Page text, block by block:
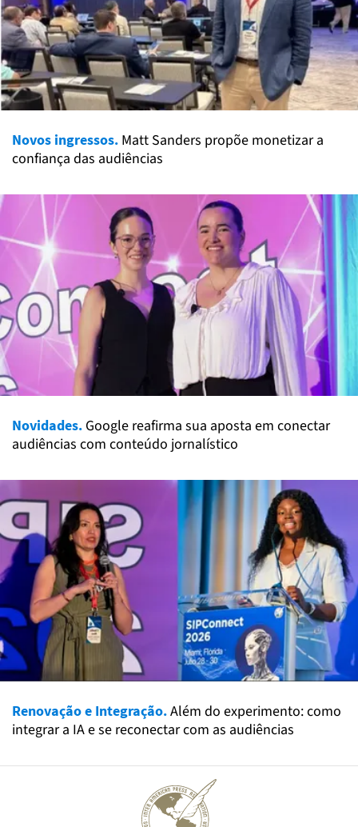
Novos ingressos. Matt Sanders propõe monetizar a
confiança das audiências
Novidades. Google reafirma sua aposta em conectar
audiências com conteúdo jornalístico
Renovação e Integração.Além do experimento: como
integrar a IA e se reconectar com as audiências